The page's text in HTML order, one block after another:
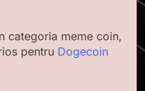
categoria meme coin,
pentru Dogecoin